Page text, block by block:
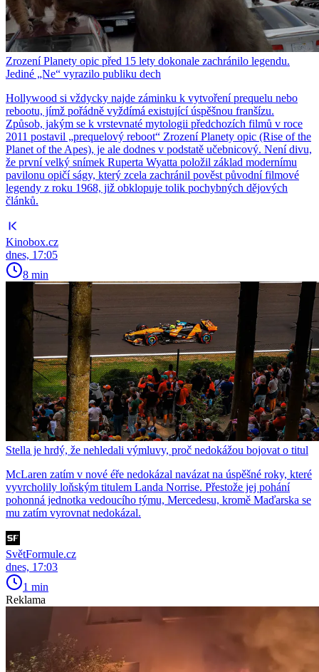
Zrození Planety opic před 15 lety dokonale zachránilo legendu.
Jediné „Ne“ vyrazilo publiku dech
Hollywood si vždycky najde záminku k vytvoření prequelu nebo
rebootu, jímž pořádně vyždímá existující úspěšnou franšízu.
Způsob, jakým se k vrstevnaté mytologii předchozích filmů v roce
2011 postavil „prequelový reboot“ Zrození Planety opic (Rise of the
Planet of the Apes), je ale dodnes v podstatě učebnicový. Není divu,
že první velký snímek Ruperta Wyatta položil základ modernímu
pavilonu opičí ságy, který zcela zachránil pověst původní filmové
legendy z roku 1968, již obklopuje tolik pochybných dějových
článků.
Kinobox.cz
dnes, 17:05
8 min
Stella je hrdý, že nehledali výmluvy, proč nedokážou bojovat o titul
McLaren zatím v nové éře nedokázal navázat na úspěšné roky, které
vyvrcholily loňským titulem Landa Norrise. Přestože jej pohání
pohonná jednotka vedoucího týmu, Mercedesu, kromě Maďarska se
mu zatím vyrovnat nedokázal.
SvětFormule.cz
dnes, 17:03
1 min
Reklama